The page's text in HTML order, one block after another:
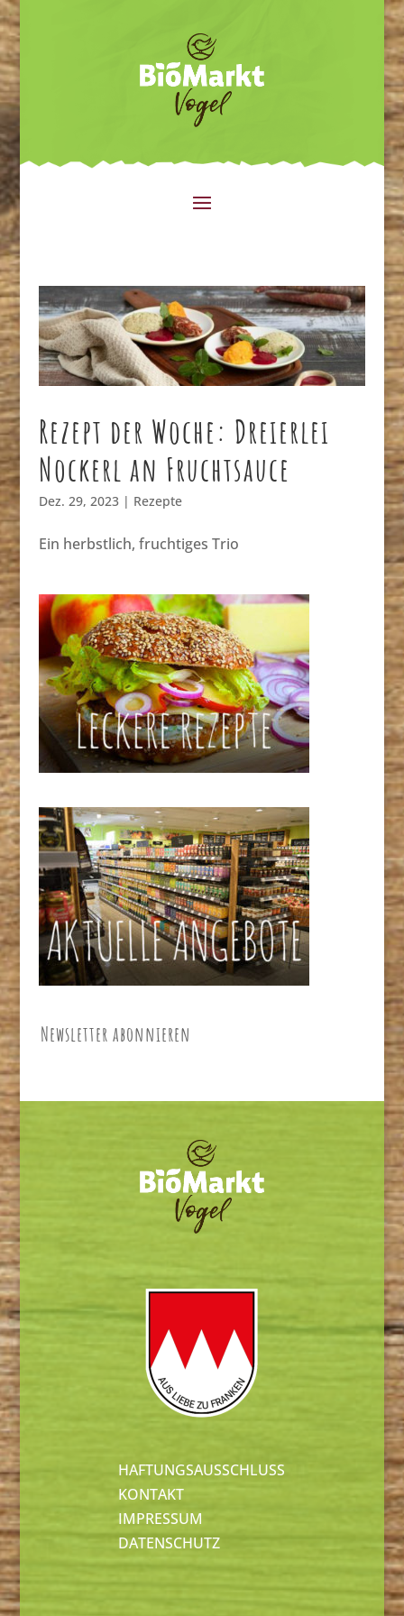
Rezept der Woche: Dreierlei
Nockerl an Fruchtsauce
Dez. 29, 2023| Rezepte
Ein herbstlich, fruchtiges Trio
Newsletter abonnieren
HAFTUNGSAUSSCHLUSS
KONTAKT
IMPRESSUM
DATENSCHUTZ